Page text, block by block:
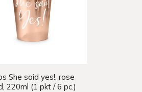
She said yes!, rose
220ml (1 pkt / 6 pc.)